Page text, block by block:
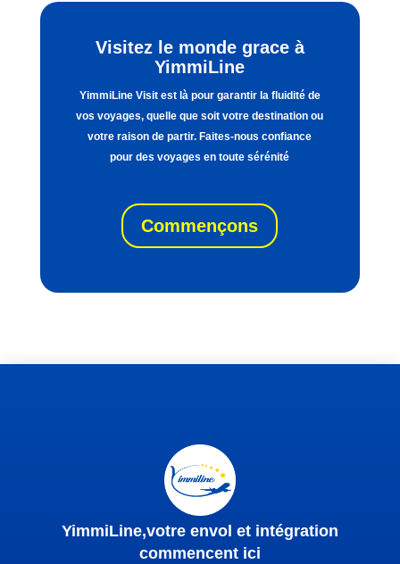
Visitez le monde grace à
YimmiLine
YimmiLine Visit est là pour garantir la fluidité de
vos voyages, quelle que soit votre destination ou
votre raison de partir. Faites-nous confiance
pour des voyages en toute sérénité
Commençons
YimmiLine,votre envol et intégration
commencent ici